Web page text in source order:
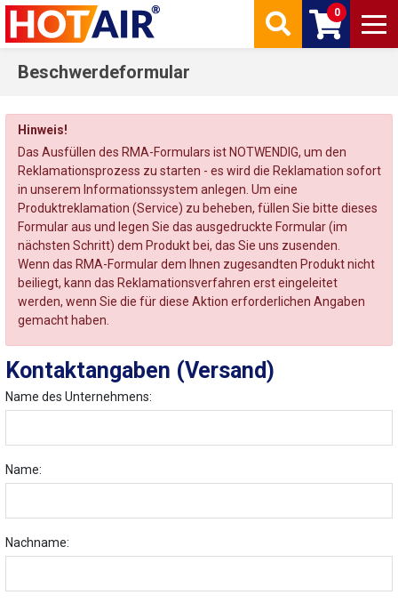
0
Beschwerdeformular
Hinweis!
Das Ausfüllen des RMA-Formulars ist NOTWENDIG, um den
Reklamationsprozess zu starten - es wird die Reklamation sofort
in unserem Informationssystem anlegen. Um eine
Produktreklamation (Service) zu beheben, füllen Sie bitte dieses
Formular aus und legen Sie das ausgedruckte Formular (im
nächsten Schritt) dem Produkt bei, das Sie uns zusenden.
Wenn das RMA-Formular dem Ihnen zugesandten Produkt nicht
beiliegt, kann das Reklamationsverfahren erst eingeleitet
werden, wenn Sie die für diese Aktion erforderlichen Angaben
gemacht haben.
Kontaktangaben (Versand)
Name des Unternehmens:
Name:
Nachname: